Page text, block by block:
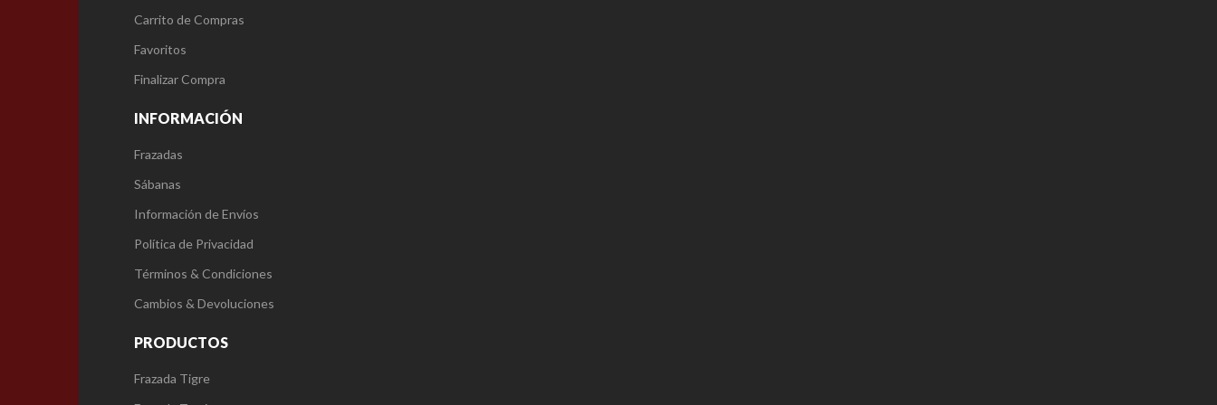
Carrito de Compras
Favoritos
Finalizar Compra
INFORMACIÓN
Frazadas
Sábanas
Información de Envíos
Política de Privacidad
Términos & Condiciones
Cambios & Devoluciones
PRODUCTOS
Frazada Tigre